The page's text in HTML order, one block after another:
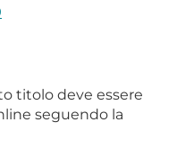
titolo deve essere
seguendo la